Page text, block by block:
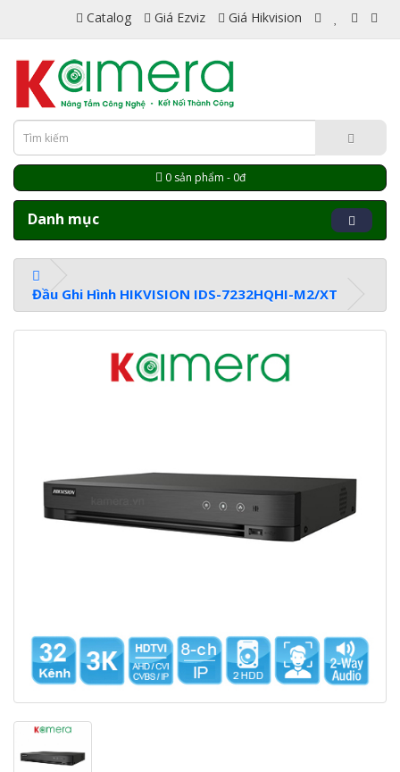
Catalog Giá Ezviz Giá Hikvision
0 sản phẩm - 0đ
Danh mục
Đầu Ghi Hình HIKVISION IDS-7232HQHI-M2/XT